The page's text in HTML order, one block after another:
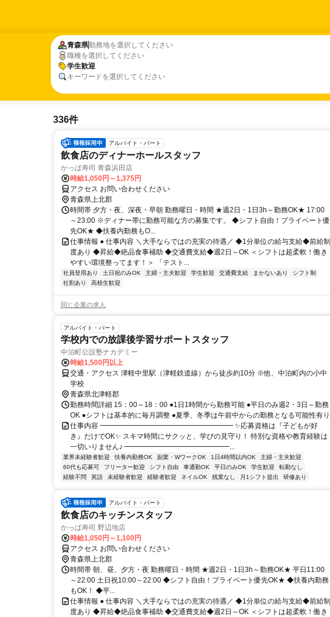
青森県勤務地を選択してください
職種を選択してください
学生歓迎
キーワードを選択してください
青森県
学生歓迎
336件
アルバイト・パート
飲食店のディナーホールスタッフ
かっぱ寿司 青森浜田店
時給1,050円～1,375円
アクセス お問い合わせください
青森県上北郡
時間帯 夕方・夜、深夜・早朝 勤務曜日・時間 ★週2日・1日3h～勤務OK★ 17:00
～23:00 ※ディナー帯に勤務可能な方の募集です。 ◆シフト自由！プライベート優
先OK★ ◆扶養内勤務もO...
仕事情報 ● 仕事内容 ＼大手ならではの充実の待遇／ ◆1分単位の給与支給◆前給制
度あり ◆昇給◆絶品食事補助 ◆交通費支給◆週2日～OK ＜シフトは超柔軟！働き
やすい環境整ってます！＞ 「テスト...
社員登用あり 土日祝のみOK 主婦・主夫歓迎 学生歓迎 交通費支給 まかないあり
シフト制
社割あり
高校生歓迎
同じ企業の求人
アルバイト・パート
学校内での放課後学習サポートスタッフ
中泊町公設塾ナカデミー
時給1,500円以上
交通・アクセス 津軽中里駅（津軽鉄道線）から徒歩約10分 ※他、中泊町内の小中
学校
青森県北津軽郡
勤務時間詳細 15：00～18：00 ●1日1時間から勤務可能 ●平日のみ週2・3日～勤務
OK ●シフトは基本的に毎月調整 ●夏季、冬季は午前中からの勤務となる可能性有り
仕事内容 ━━━━━━━━━━━━━━━━━━━ ✨応募資格は『子どもが好
き』だけでOK✨ スキマ時間にサクッと、学びの見守り！ 特別な資格や教育経験は
一切いりません♪ ━━━━━━━━━━━━━━━...
業界未経験者歓迎 扶養内勤務OK 副業・WワークOK 1日4時間以内OK
主婦・主夫歓迎
60代も応募可
フリーター歓迎 シフト自由 車通勤OK 平日のみOK 学生歓迎
転勤なし
経験不問
英語 未経験者歓迎 経験者歓迎 ネイルOK 残業なし 月1シフト提出 研修あり
アルバイト・パート
飲食店のキッチンスタッフ
かっぱ寿司 野辺地店
時給1,050円～1,100円
アクセス お問い合わせください
青森県上北郡
時間帯 朝、昼、夕方・夜 勤務曜日・時間 ★週2日・1日3h～勤務OK★ 平日11:00
～22:00 土日祝10:00～22:00 ◆シフト自由！プライベート優先OK★ ◆扶養内勤務
もOK！ ◆平...
仕事情報 ● 仕事内容 ＼大手ならではの充実の待遇／ ◆1分単位の給与支給◆前給制
度あり ◆昇給◆絶品食事補助 ◆交通費支給◆週2日～OK ＜シフトは超柔軟！働き